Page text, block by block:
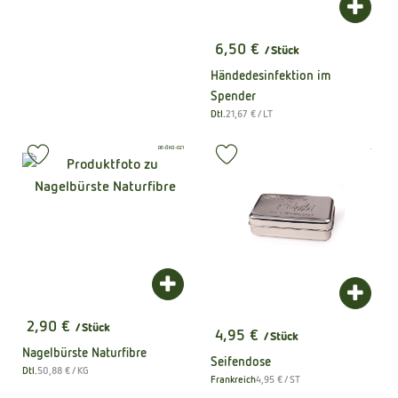
, Preis:
6,50 € / Stück
Händedesinfektion im
Spender
, Herkunft:
Dtl., Referenzpreis:
21,67 €/ LT
, Preis:
2,90 € / Stück
Nagelbürste Naturfibre
, Herkunft:
Dtl., Referenzpreis:
50,88 €/ KG
Produkt zum Warenkorb hinzufügen
, Verband:
, Kontrollstelle:
DE-ÖKO-021
Produkt zu Favouriten hinzufügen
, Preis:
4,95 € / Stück
Seifendose
, Herkunft:
Frankreich, Referenzpreis:
4,95 €/ ST
,